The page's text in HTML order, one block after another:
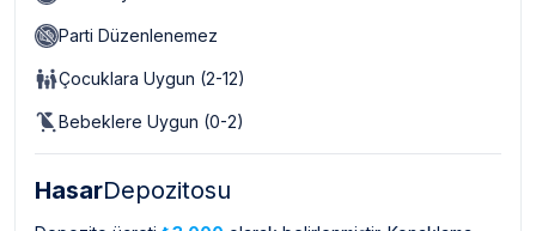
Parti Düzenlenemez
Çocuklara Uygun (2-12)
Bebeklere Uygun (0-2)
HasarDepozitosu